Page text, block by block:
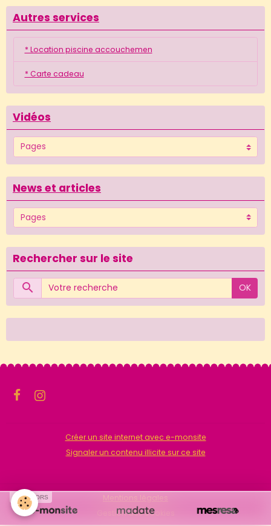
Autres services
* Location piscine accouchemen
* Carte cadeau
Vidéos
News et articles
Rechercher sur le site
OK
Créer un site internet avec e-monsite
Signaler un contenu illicite sur ce site
Mentions légales
Gestion des cookies
SPONSORS